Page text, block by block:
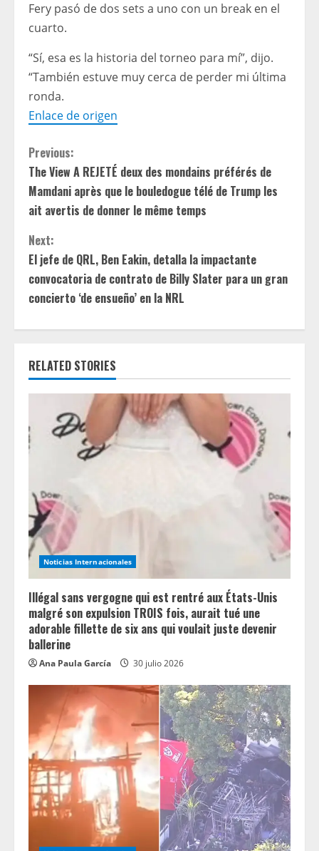
Fery pasó de dos sets a uno con un break en el
cuarto.
“Sí, esa es la historia del torneo para mí”, dijo.
“También estuve muy cerca de perder mi última
ronda.
Enlace de origen
C
o
n
t
i
n
u
e
R
e
a
d
i
n
g
Previous:
The View A REJETÉ deux des mondains préférés de
Mamdani après que le bouledogue télé de Trump les
ait avertis de donner le même temps
Next:
El jefe de QRL, Ben Eakin, detalla la impactante
convocatoria de contrato de Billy Slater para un gran
concierto ‘de ensueño’ en la NRL
RELATED STORIES
Noticias Internacionales
Illégal sans vergogne qui est rentré aux États-Unis
malgré son expulsion TROIS fois, aurait tué une
adorable fillette de six ans qui voulait juste devenir
ballerine
Ana Paula García 30 julio 2026